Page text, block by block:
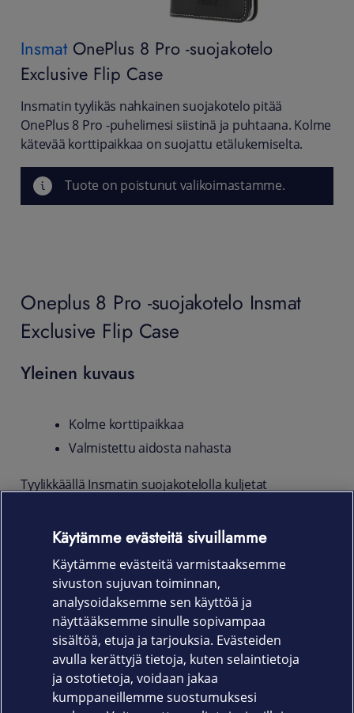
Insmat OnePlus 8 Pro -suojakotelo
Exclusive Flip Case
Insmatin tyylikäs nahkainen suojakotelo pitää
OnePlus 8 Pro -puhelimesi siistinä ja puhtaana. Kolme
kätevää korttipaikkaa on suojattu etälukemiselta.
Tuote on poistunut valikoimastamme.
Oneplus 8 Pro -suojakotelo Insmat
Exclusive Flip Case
Yleinen kuvaus
Kolme korttipaikkaa
Valmistettu aidosta nahasta
Tyylikkäällä Insmatin suojakotelolla kuljetat
helppoa avata ja puhelimesi pysyy turvassa
naarmuilta ja kolhuilta. Suojakotelo taipuu myös
telineeksi puhelimellesi kun kätesi eivät riitä
puhelimen kannatteluun.
Tuotekoodi: 650-2855
Käytämme evästeitä sivuillamme
Käytämme evästeitä varmistaaksemme
sivuston sujuvan toiminnan,
analysoidaksemme sen käyttöä ja
näyttääksemme sinulle sopivampaa
sisältöä, etuja ja tarjouksia. Evästeiden
avulla kerättyjä tietoja, kuten selaintietoja
ja ostotietoja, voidaan jakaa
kumppaneillemme suostumuksesi